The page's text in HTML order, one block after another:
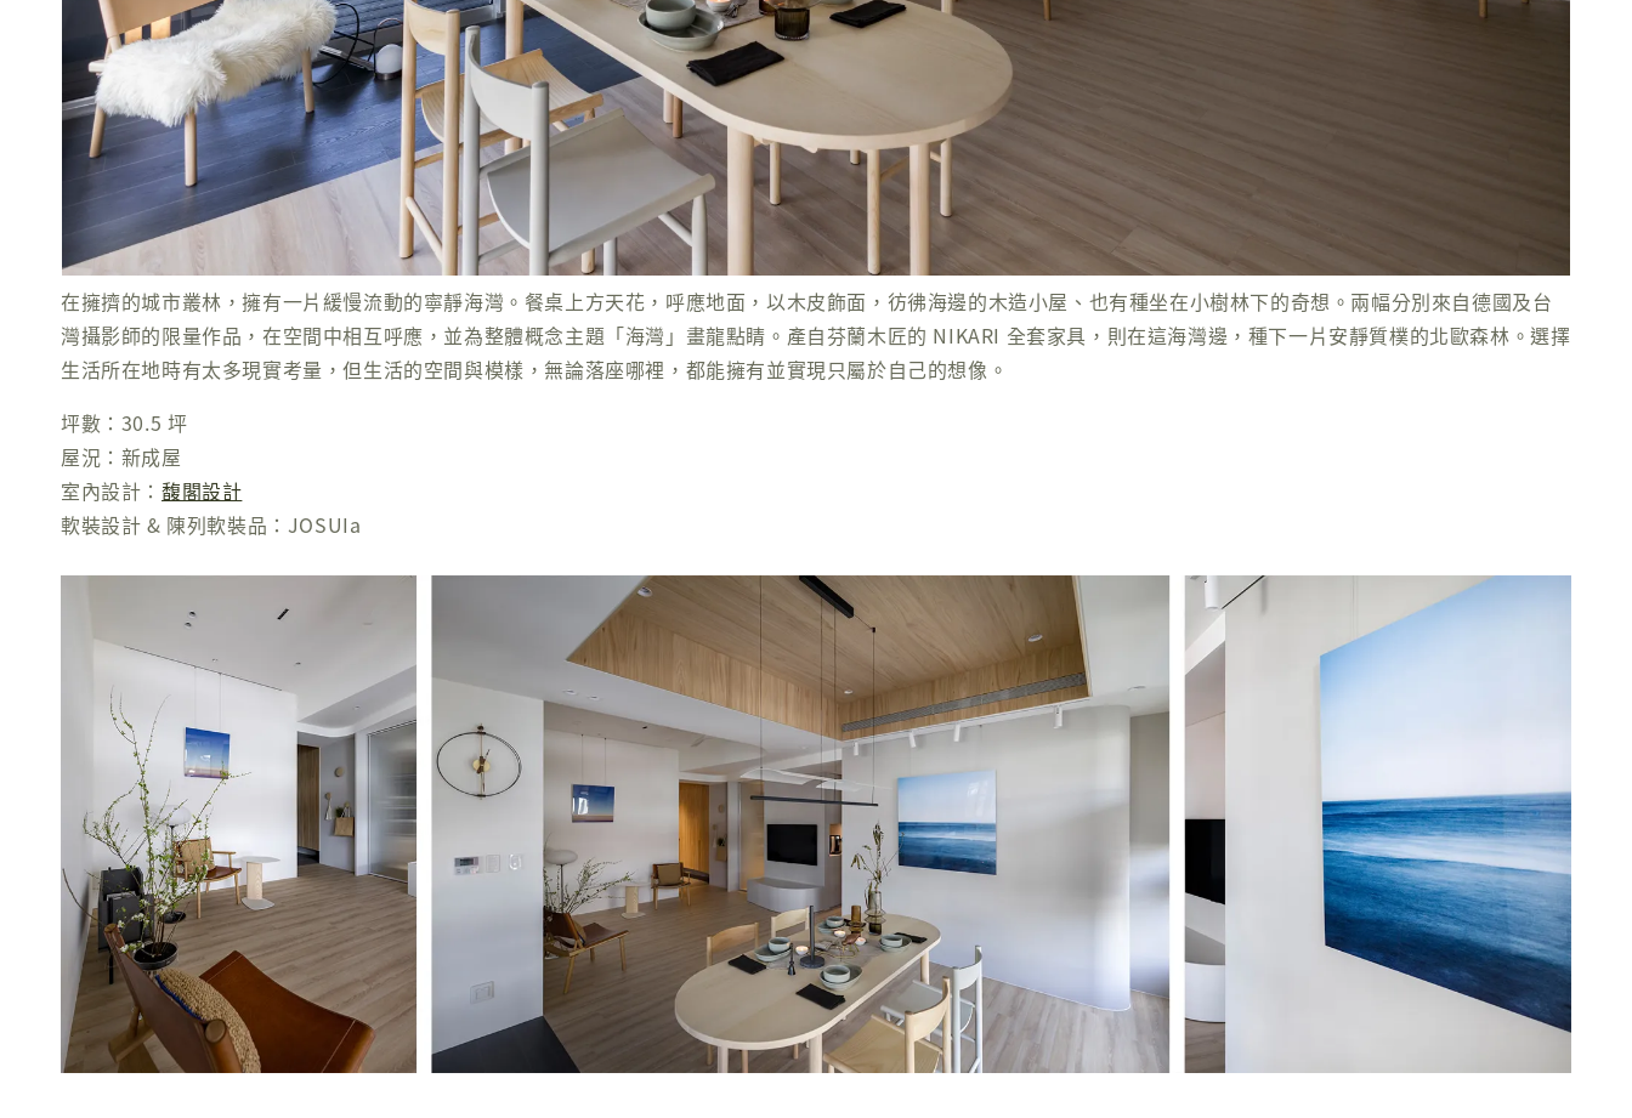
在擁擠的城市叢林，擁有一片緩慢流動的寧靜海灣。餐桌上方天花，呼應地面，以木皮飾面，彷彿海邊的木造小屋、也有種坐在小樹林下的奇想。兩幅分別來自德國及台
灣攝影師的限量作品，在空間中相互呼應，並為整體概念主題「海灣」畫龍點睛。產自芬蘭木匠的 NIKARI 全套家具，則在這海灣邊，種下一片安靜質樸的北歐森林。選擇
生活所在地時有太多現實考量，但生活的空間與模樣，無論落座哪裡，都能擁有並實現只屬於自己的想像。
坪數：30.5 坪
屋況：新成屋
室內設計： 馥閣設計
軟裝設計 & 陳列軟裝品：JOSUIa